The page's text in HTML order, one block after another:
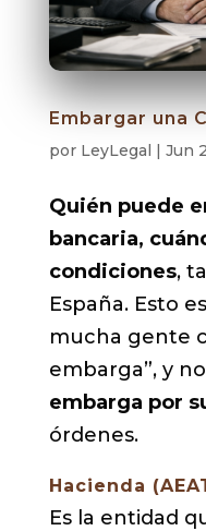
Embargar una
por LeyLegal | Jun
Quién puede
bancaria,
condiciones,
España. Esto
mucha gente
embarga”, y
embarga por
órdenes.
Hacienda
Es la entidad